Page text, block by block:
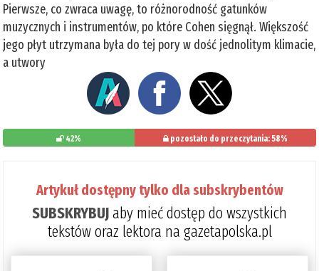
Pierwsze, co zwraca uwagę, to różnorodność gatunków
muzycznych i instrumentów, po które Cohen sięgnął. Większość
jego płyt utrzymana była do tej pory w dość jednolitym klimacie,
a utwory
42% pozostało do przeczytania: 58%
Artykuł dostępny tylko dla subskrybentów
SUBSKRYBUJaby mieć dostęp do wszystkich
tekstów oraz lektora na gazetapolska.pl